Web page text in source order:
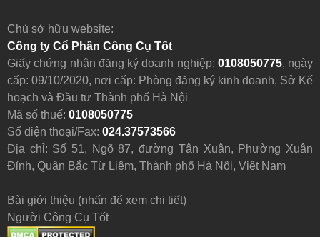
Chủ sở hữu website:
Công ty Cổ Phần Công Cụ Tốt
Giấy chứng nhận đăng ký doanh nghiệp: 0108050775, ngày
cấp: 09/10/2020, nơi cấp: Phòng đăng ký kinh doanh, Sở Kế
hoạch và Đầu tư Thành phố Hà Nội
Mã số thuế: 0108050775
Số điện thoại/Fax: 024.37573566
Địa chỉ: Số 51, Ngõ 87, đường Tân Xuân, Phường Xuân
Đỉnh, Quận Bắc Từ Liêm, Thành phố Hà Nội, Việt Nam
Bài giới thiệu (nhấn để xem chi tiết)
Người Công Cụ Tốt